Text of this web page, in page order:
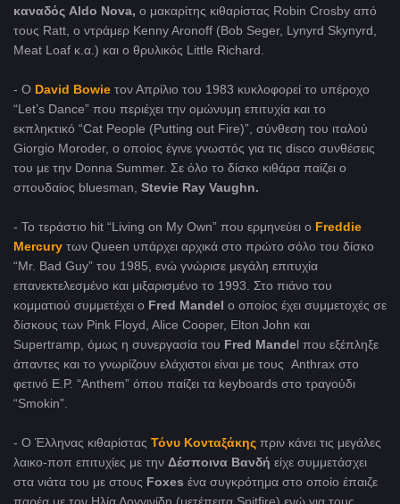
καναδός Aldo Nova, ο μακαρίτης κιθαρίστας Robin Crosby από
τους Ratt, o ντράμερ Kenny Aronoff (Bob Seger, Lynyrd Skynyrd,
Meat Loaf κ.α.) και ο θρυλικός Little Richard.
- Ο David Bowie τον Απρίλιο του 1983 κυκλοφορεί το υπέροχο
“Let’s Dance” που περιέχει την ομώνυμη επιτυχία και το
εκπληκτικό “Cat People (Putting out Fire)”, σύνθεση του ιταλού
Giorgio Moroder, o οποίος έγινε γνωστός για τις disco συνθέσεις
του με την Donna Summer. Σε όλο το δίσκο κιθάρα παίζει ο
σπουδαίος bluesman, Stevie Ray Vaughn.
- Το τεράστιο hit “Living on My Own” που ερμηνεύει ο Freddie
Mercury των Queen υπάρχει αρχικά στο πρώτο σόλο του δίσκο
“Mr. Bad Guy” του 1985, ενώ γνώρισε μεγάλη επιτυχία
επανεκτελεσμένο και μιξαρισμένο το 1993. Στο πιάνο του
κομματιού συμμετέχει ο Fred Mandel ο οποίος έχει συμμετοχές σε
δίσκους των Pink Floyd, Alice Cooper, Elton John και
Supertramp, όμως η συνεργασία του Fred Mandel που εξέπληξε
άπαντες και το γνωρίζουν ελάχιστοι είναι με τους Anthrax στο
φετινό Ε.Ρ. “Anthem” όπου παίζει τα keyboards στο τραγούδι
“Smokin”.
- O Έλληνας κιθαρίστας Τόνυ Κονταξάκης πριν κάνει τις μεγάλες
λαικο-ποπ επιτυχίες με την Δέσποινα Βανδή είχε συμμετάσχει
στα νιάτα του με στους Foxes ένα συγκρότημα στο οποίο έπαιζε